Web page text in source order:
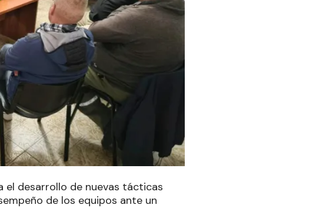
el desarrollo de nuevas tácticas
de los equipos ante un